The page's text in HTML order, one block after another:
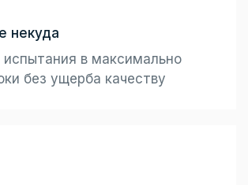
некуда
в максимально
без ущерба качеству